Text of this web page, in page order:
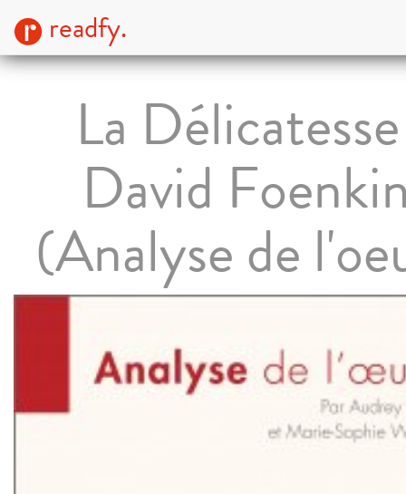
readfy.
La
David
(Analyse de